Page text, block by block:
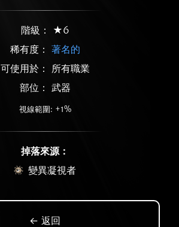
階級： ★6
稀有度： 著名的
可使用於： 所有職業
部位： 武器
視線範圍: +1%
掉落來源：
變異凝視者
← 返回